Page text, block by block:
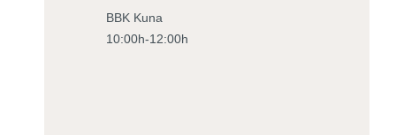
BBK Kuna
10:00h-12:00h